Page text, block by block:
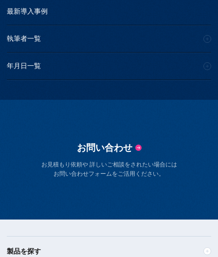
最新導入事例
執筆者一覧
年月日一覧
お問い合わせ
お見積もり依頼や 詳しいご相談をされたい場合には
お問い合わせフォームをご活用ください。
製品を探す